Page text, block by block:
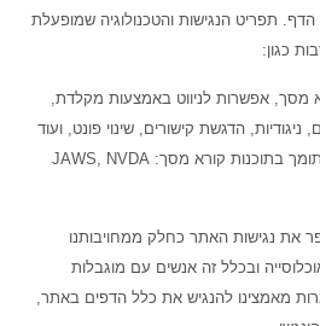
תפריט הנגישות והטכנולוגיה שמופעלת
כגון:
אפשרות לניווט באמצעות מקלדת,
הדגשת קישורים, שינוי פונט, ועוד
אפשרויות רבות, תוסף נגישות תומך בתוכנות קורא מסך: JAWS, NVDA
את נגישות האתר כחלק ממחויבותנו
ובכלל זה אנשים עם מוגבלות
מאמצינו להנגיש את כלל הדפים באתר,